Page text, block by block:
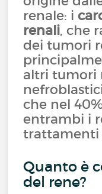
renale: i
renali, che
dei tumori
altri tumori
che nel
entrambi i
trattamenti
Quanto è
del rene?